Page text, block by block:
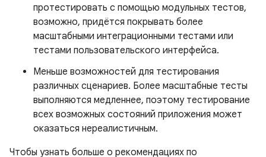
протестировать с помощью модульных тестов,
возможно, придётся покрывать более
масштабными интеграционными тестами или
тестами пользовательского интерфейса.
Меньше возможностей для тестирования
различных сценариев. Более масштабные тесты
выполняются медленнее, поэтому тестирование
всех возможных состояний приложения может
оказаться нереалистичным.
Чтобы узнать больше о рекомендациях по